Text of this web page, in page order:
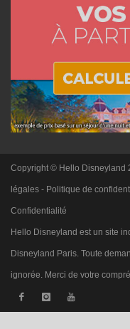
Copyright © Hello Disneyland
légales - Politique de
Confidentialité
Hello Disneyland est un site
Disneyland Paris. Toute
ignorée. Merci de votre